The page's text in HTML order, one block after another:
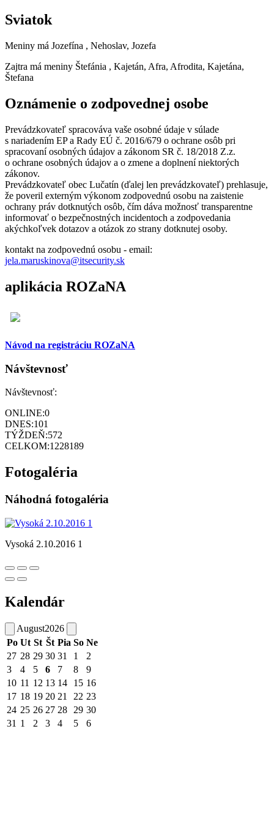
Sviatok
Meniny má Jozefína , Nehoslav, Jozefa
Zajtra má meniny Štefánia , Kajetán, Afra, Afrodita, Kajetána,
Štefana
Oznámenie o zodpovednej osobe
Prevádzkovateľ spracováva vaše osobné údaje v súlade
s nariadením EP a Rady EÚ č. 2016/679 o ochrane osôb pri
spracovaní osobných údajov a zákonom SR č. 18/2018 Z.z.
o ochrane osobných údajov a o zmene a doplnení niektorých
zákonov.
Prevádzkovateľ obec Lučatín (ďalej len prevádzkovateľ) prehlasuje,
že poveril externým výkonom zodpovednú osobu na zaistenie
ochrany práv dotknutých osôb, čím dáva možnosť transparentne
informovať o bezpečnostných incidentoch a zodpovedania
akýchkoľvek dotazov a otázok zo strany dotknutej osoby.
kontakt na zodpovednú osobu - email:
jela.maruskinova@itsecurity.sk
aplikácia ROZaNA
Návod na registráciu ROZaNA
Návštevnosť
Návštevnosť:
ONLINE:0
DNES:101
TÝŽDEŇ:572
CELKOM:1228189
Fotogaléria
Náhodná fotogaléria
Vysoká 2.10.2016 1
Kalendár
August2026
Po Ut St Št Pia So Ne
27 28 29 30 31 1
2
3
4 5 6 7 8
9
10 11 12 13 14 15 16
17 18 19 20 21 22 23
24 25 26 27 28 29 30
31 1 2 3 4 5 6